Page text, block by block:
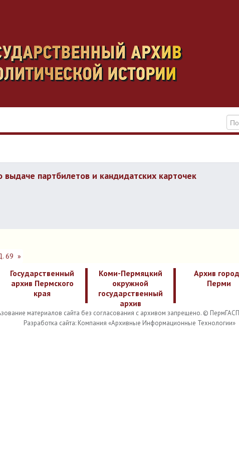
партбилетов и кандидатских карточек
69 »
Государственный
архив Пермского
края
Коми-Пермяцкий
окружной
государственный
архив
Архив
Перми
материалов сайта без согласования с архивом запрещено. ©
Разработка сайта: Компания «Архивные Информационные Технологии»